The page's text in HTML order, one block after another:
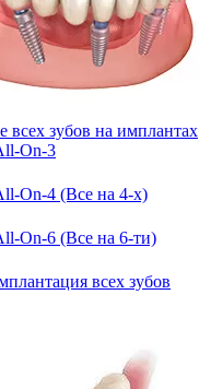
всех зубов на имплантах
On-3
On-4 (Все на 4-х)
On-6 (Все на 6-ти)
всех зубов